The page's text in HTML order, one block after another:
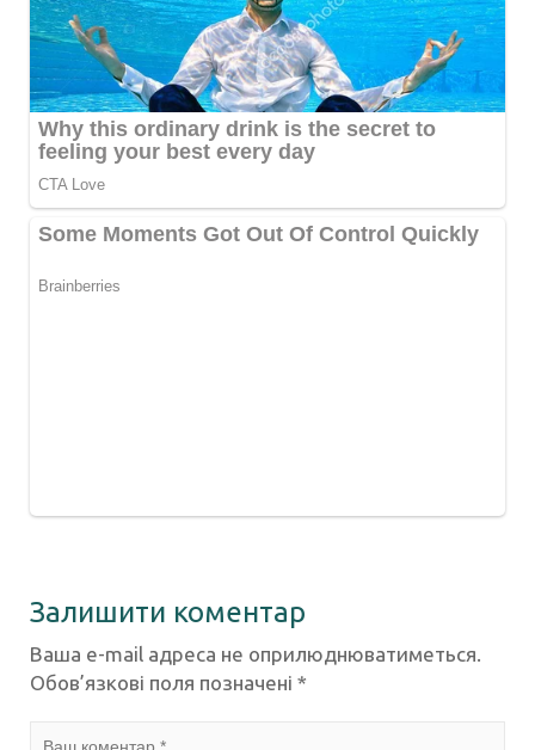
Залишити коментар
Ваша e-mail адреса не оприлюднюватиметься.
Обов’язкові поля позначені *